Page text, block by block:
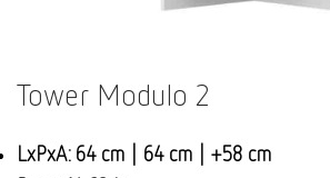
Tower Modulo 2
LxPxA: 64 cm | 64 cm | +58 cm